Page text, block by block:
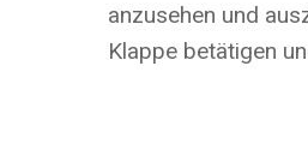
anzusehen und
Klappe betätigen